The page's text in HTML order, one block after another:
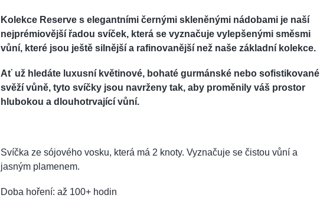
Kolekce Reserve s elegantními černými skleněnými nádobami je naší
nejprémiovější řadou svíček, která se vyznačuje vylepšenými směsmi
vůní, které jsou ještě silnější a rafinovanější než naše základní kolekce.
Ať už hledáte luxusní květinové, bohaté gurmánské nebo sofistikované
svěží vůně, tyto svíčky jsou navrženy tak, aby proměnily váš prostor
hlubokou a dlouhotrvající vůní.
Svíčka ze sójového vosku, která má 2 knoty. Vyznačuje se čistou vůní a
jasným plamenem.
Doba hoření: až 100+ hodin